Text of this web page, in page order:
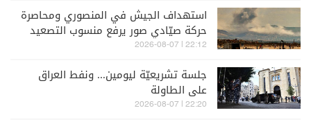
استهداف الجيش في المنصوري ومحاصرة
حركة صيّادي صور يرفع منسوب التصعيد
الإسرائيلي جنوبا
22:12 | 2026-08-07
جلسة تشريعيّة ليومين... ونفط العراق
على الطاولة
22:20 | 2026-08-07